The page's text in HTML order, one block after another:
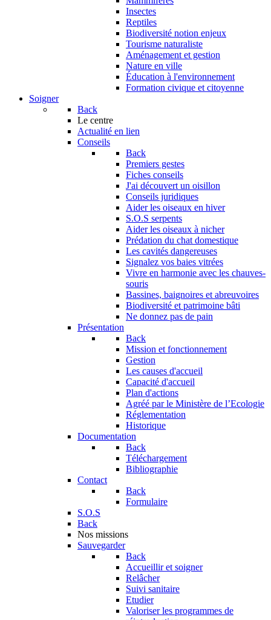
Insectes
Reptiles
Biodiversité notion enjeux
Tourisme naturaliste
Aménagement et gestion
Nature en ville
Éducation à l'environnement
Formation civique et citoyenne
Soigner
Back
Le centre
Actualité en lien
Conseils
Back
Premiers gestes
Fiches conseils
J'ai découvert un oisillon
Conseils juridiques
Aider les oiseaux en hiver
S.O.S serpents
Aider les oiseaux à nicher
Prédation du chat domestique
Les cavités dangereuses
Signalez vos baies vitrées
Vivre en harmonie avec les chauves-
souris
Bassines, baignoires et abreuvoires
Biodiversité et patrimoine bâti
Ne donnez pas de pain
Présentation
Back
Mission et fonctionnement
Gestion
Les causes d'accueil
Capacité d'accueil
Plan d'actions
Agréé par le Ministère de l’Ecologie
Réglementation
Historique
Documentation
Back
Téléchargement
Bibliographie
Contact
Back
Formulaire
S.O.S
Back
Nos missions
Sauvegarder
Back
Accueillir et soigner
Relâcher
Suivi sanitaire
Etudier
Valoriser les programmes de